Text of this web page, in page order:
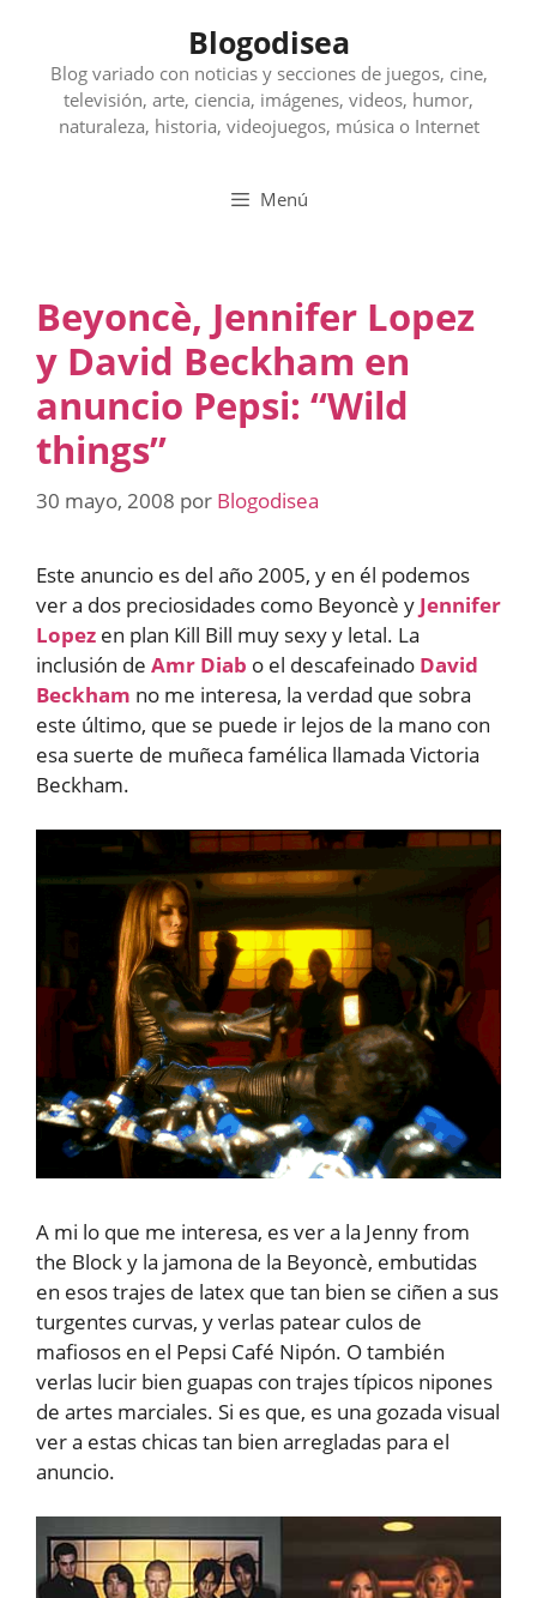
contenido
Blogodisea
Blog variado con noticias y secciones de juegos, cine,
televisión, arte, ciencia, imágenes, videos, humor,
naturaleza, historia, videojuegos, música o Internet
Menú
Beyoncè, Jennifer Lopez
y David Beckham en
anuncio Pepsi: “Wild
things”
30 mayo, 2008 por Blogodisea
Este anuncio es del año 2005, y en él podemos
ver a dos preciosidades como Beyoncè y Jennifer
Lopez en plan Kill Bill muy sexy y letal. La
inclusión de Amr Diab o el descafeinado David
Beckham no me interesa, la verdad que sobra
este último, que se puede ir lejos de la mano con
esa suerte de muñeca famélica llamada Victoria
Beckham.
A mi lo que me interesa, es ver a la Jenny from
the Block y la jamona de la Beyoncè, embutidas
en esos trajes de latex que tan bien se ciñen a sus
turgentes curvas, y verlas patear culos de
mafiosos en el Pepsi Café Nipón. O también
verlas lucir bien guapas con trajes típicos nipones
de artes marciales. Si es que, es una gozada visual
ver a estas chicas tan bien arregladas para el
anuncio.